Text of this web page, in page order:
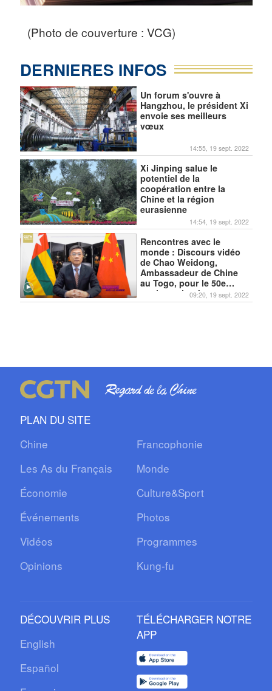
(Photo de couverture : VCG)
DERNIERES INFOS
Un forum s'ouvre à
Hangzhou, le président Xi
envoie ses meilleurs
vœux
14:55, 19 sept. 2022
Xi Jinping salue le
potentiel de la
coopération entre la
Chine et la région
eurasienne
14:54, 19 sept. 2022
Rencontres avec le
monde : Discours vidéo
de Chao Weidong,
Ambassadeur de Chine
au Togo, pour le 50e
anniversaire des
relations Chine-Togo
09:20, 19 sept. 2022
PLAN DU SITE
Chine
Francophonie
Les As du Français
Monde
Économie
Culture&Sport
Événements
Photos
Vidéos
Programmes
Opinions
Kung-fu
DÉCOUVRIR PLUS
English
Español
TÉLÉCHARGER NOTRE
APP